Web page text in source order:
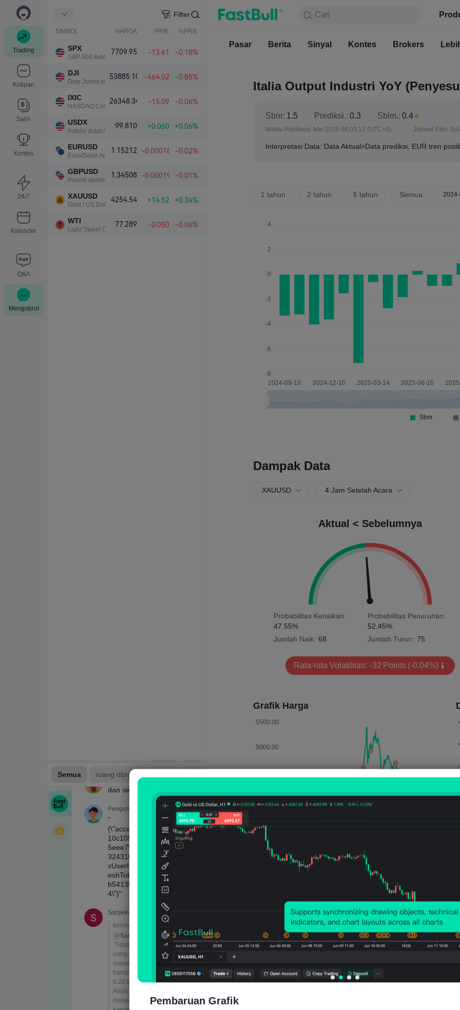
Trading
Kutipan
Salin
Kontes
24/7
Kalender
Q&A
Mengobrol
Filter
SIMBOL HARGA PRB. %PRB.
SPX
S&P 500 Index
7709.95 -13.61 -0.18%
DJI
Dow Jones Industrial Average
53885.10 -464.02 -0.85%
IXIC
NASDAQ Composite Index
26348.34 -15.09 -0.06%
USDX
Indeks dolar AS
99.810 +0.060 +0.06%
EURUSD
Euro/Dolar Amerika
1.15212 -0.00018 -0.02%
GBPUSD
Pound sterling/Dolar Amerika
1.34508 -0.00019 -0.01%
XAUUSD
Gold / US Dollar
4254.54 +14.52 +0.34%
WTI
Light Sweet Crude Oil
77.289 -0.050 -0.06%
Cari
Pasar Berita Sinyal
Cari
Gratis
Pasar Berita Sinyal Kontes Brokers
Italia Output Industri YoY
Sbnr: 1.5 Prediksi.: 0.3 Sblm.: 0.4
Waktu Publikasi: Mei 2026 08:00 12 (UTC+0) Jadwal Rilis:
Interpretasi Data: Data Aktual>Data prediksi, EUR tren
1 tahun 2 tahun 5 tahun Semua
Dampak Data
XAUUSD 4 Jam Setelah Acara
Aktual < Sebelumnya
Probabilitas Kenaikan:
47.55%
Jumlah Naik: 68
Probabilitas Penurunan:
52.45%
Jumlah Turun: 75
Rata-rata Volatilitas: -32 Points (-0.04%)
Grafik Harga
Indikator yang Relevan
Indeks
PMI
Pembaruan Grafik